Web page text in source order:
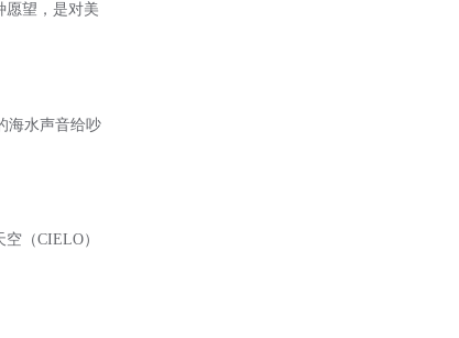
愿望，是对美
海水声音给吵
（CIELO）